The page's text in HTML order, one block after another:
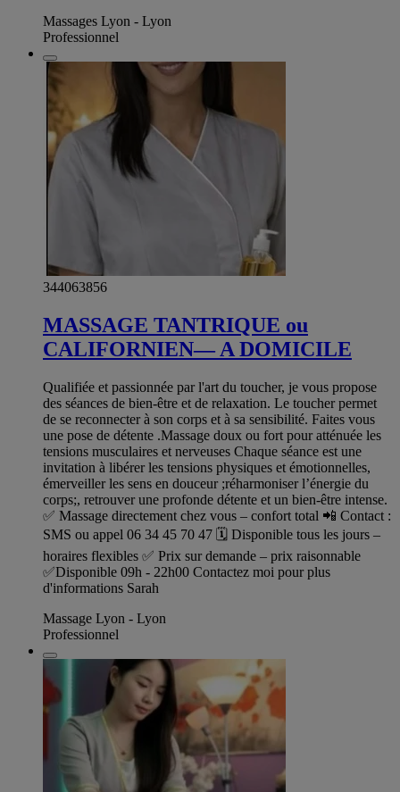
Massages Lyon - Lyon
Professionnel
344063856
MASSAGE TANTRIQUE ou
CALIFORNIEN— A DOMICILE
Qualifiée et passionnée par l'art du toucher, je vous propose
des séances de bien-être et de relaxation. Le toucher permet
de se reconnecter à son corps et à sa sensibilité. Faites vous
une pose de détente .Massage doux ou fort pour atténuée les
tensions musculaires et nerveuses Chaque séance est une
invitation à libérer les tensions physiques et émotionnelles,
émerveiller les sens en douceur ;réharmoniser l’énergie du
corps;, retrouver une profonde détente et un bien-être intense.
✅ Massage directement chez vous – confort total 📲 Contact :
SMS ou appel 06 34 45 70 47 🗓 Disponible tous les jours –
horaires flexibles ✅ Prix sur demande – prix raisonnable
✅Disponible 09h - 22h00 Contactez moi pour plus
d'informations Sarah
Massage Lyon - Lyon
Professionnel